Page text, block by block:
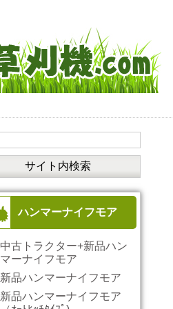
ハンマーナイフモア
中古トラクター+新品ハン
マーナイフモア
新品ハンマーナイフモア
新品ハンマーナイフモア